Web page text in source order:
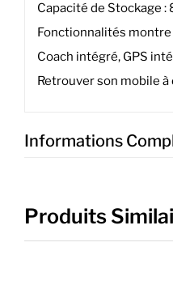
Capacité de Stockage :
Fonctionnalités
Coach intégré, GPS
Retrouver son mobile
Informations
Produits